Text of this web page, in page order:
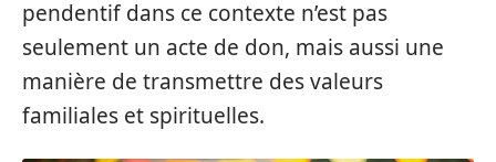
pendentif dans ce contexte n’est pas
seulement un acte de don, mais aussi une
manière de transmettre des valeurs
familiales et spirituelles.